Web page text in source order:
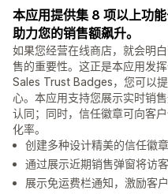
本应用提供集 8 项以上功
助力您的销售额飙升。
如果您经营在线商店，就会明
售的重要性。这正是本应用发
Sales Trust Badges，您可以
心。本应用支持您展示实时销
认同；同时，信任徽章可向客
化率。
创建多种设计精美的信任徽章
通过展示近期销售弹窗将访
展示免运费栏通知，激励客